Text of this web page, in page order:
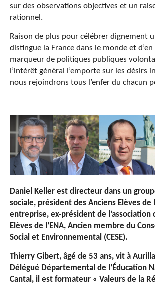
sur des observations objectives et un
rationnel.
Raison de plus pour célébrer dignement
distingue la France dans le monde et
marqueur de politiques publiques
l’intérêt général l’emporte sur les désirs
nous rejoindrons tous l’enfer du chacun
Daniel Keller est directeur dans un
sociale, président des Anciens Elèves de
entreprise, ex-président de l’association
Elèves de l’ENA, Ancien membre du
Social et Environnemental (CESE).
Thierry Gibert, âgé de 53 ans, vit à
Délégué Départemental de l’Éducation
Cantal, il est formateur « Valeurs de la